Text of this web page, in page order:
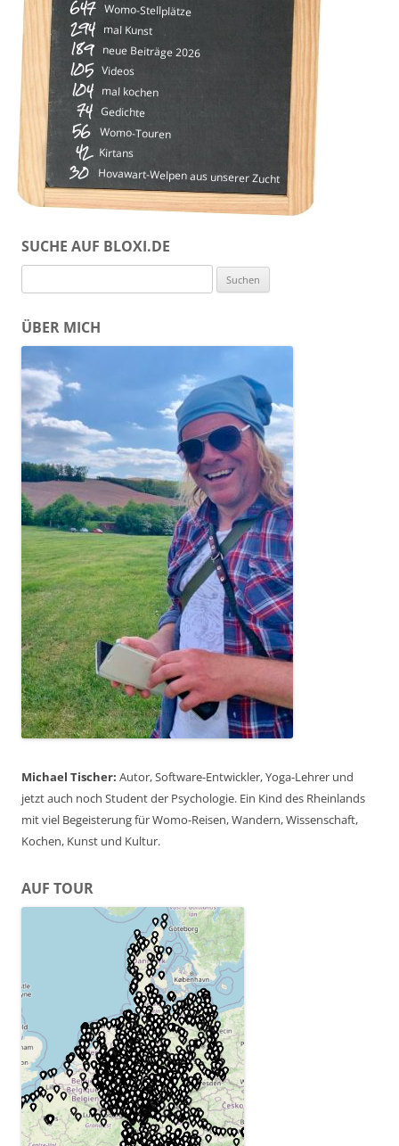
647 Womo-Stellplätze
294 mal Kunst
189 neue Beiträge 2026
105 Videos
104 mal kochen
74 Gedichte
56 Womo-Touren
42 Kirtans
30 Hovawart-Welpen aus unserer Zucht
SUCHE AUF BLOXI.DE
nach:
ÜBER MICH
Michael Tischer: Autor, Software-Entwickler, Yoga-Lehrer und
jetzt auch noch Student der Psychologie. Ein Kind des Rheinlands
mit viel Begeisterung für Womo-Reisen, Wandern, Wissenschaft,
Kochen, Kunst und Kultur.
AUF TOUR